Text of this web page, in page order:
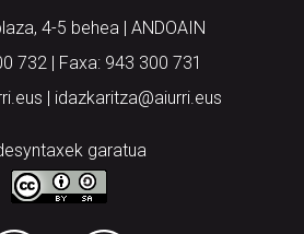
4-5 behea | ANDOAIN
732 | Faxa: 943 300 731
| idazkaritza@aiurri.eus
garatua